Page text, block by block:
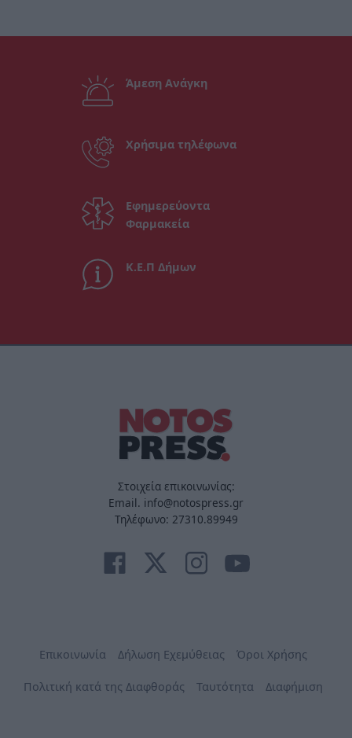
Άμεση Ανάγκη
Χρήσιμα τηλέφωνα
Εφημερεύοντα
Φαρμακεία
Κ.Ε.Π Δήμων
Στοιχεία επικοινωνίας:
Email. info@notospress.gr
Τηλέφωνο: 27310.89949
Επικοινωνία Δήλωση Εχεμύθειας Όροι Χρήσης
Πολιτική κατά της Διαφθοράς Ταυτότητα Διαφήμιση